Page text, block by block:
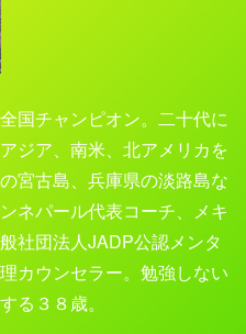
国チャンピオン。二十代に
ジア、南米、北アメリカを
宮古島、兵庫県の淡路島な
ネパール代表コーチ、メキ
社団法人JADP公認メンタ
カウンセラー。勉強しない
る３８歳。